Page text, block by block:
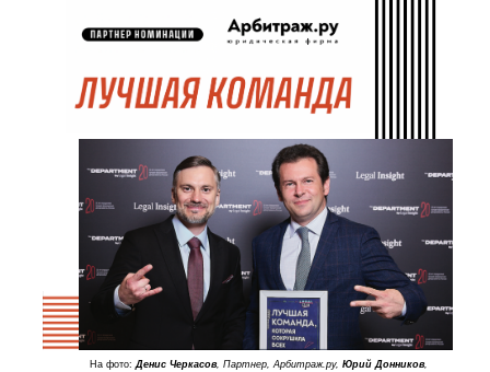
На фото:Денис Черкасов, Партнер, Арбитраж.ру, Юрий Донников,